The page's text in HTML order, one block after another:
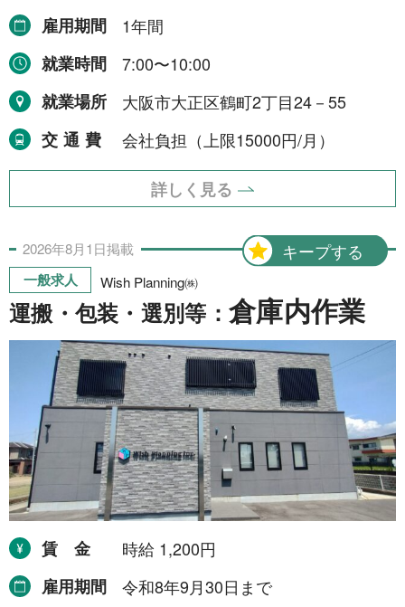
雇用期間
1年間
就業時間
7:00〜10:00
就業場所
大阪市大正区鶴町2丁目24－55
交通費
会社負担（上限15000円/月）
詳しく見る
キープする
2026年8月1日掲載
一般求人 Wish Planning㈱
運搬・包装・選別等： 倉庫内作業
賃金
時給 1,200円
雇用期間
令和8年9月30日まで